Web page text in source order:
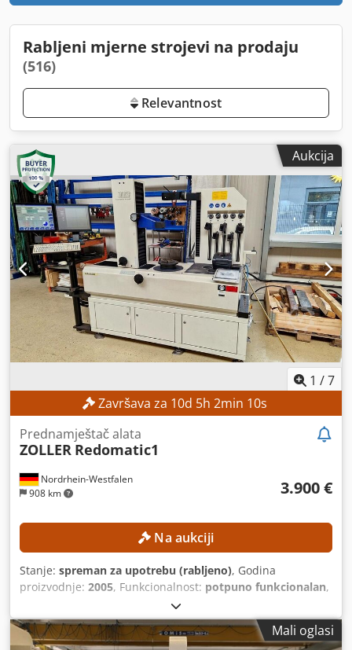
Rabljeni mjerne strojevi na prodaju
(516)
Relevantnost
Aukcija
1 /7
Završava za10d5h2min8s
Nordrhein-Westfalen
908 km
Prednamještač alata
ZOLLER Redomatic1
3.900 €
Na aukciji
Stanje: spreman za upotrebu (rabljeno), Godina
proizvodnje: 2005, Funkcionalnost: potpuno funkcionalan,
, mjerni raspon Y-osi:
mjerna zona Z-os:600 mm, ukupna masa:700 kg,
Kombinirani uređaj za podešavanje, skupljanje i mjerenje
Mali oglasi